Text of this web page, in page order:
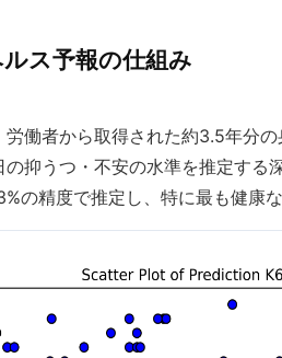
ス予報の仕組み
労働者から取得された約3.5年分
の抑うつ・不安の水準を推定す
の精度で推定し、特に最も健康